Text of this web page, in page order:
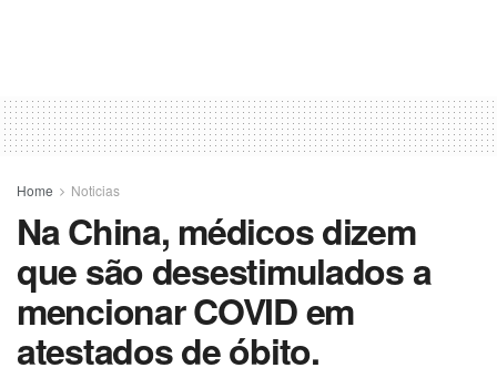
Home Noticias
Na China, médicos dizem
que são desestimulados a
mencionar COVID em
atestados de óbito.